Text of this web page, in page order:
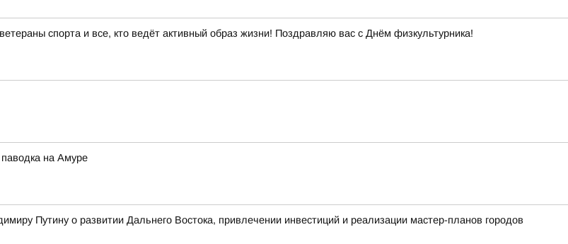
спорта и все, кто ведёт активный образ жизни! Поздравляю вас с Днём физкультурника!
на Амуре
Путину о развитии Дальнего Востока, привлечении инвестиций и реализации мастер-планов городов